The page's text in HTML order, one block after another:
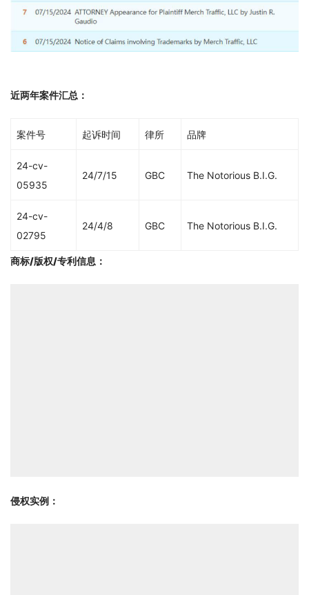
近两年案件汇总：
案件号 起诉时间 律所 品牌
24-cv-
05935
24/7/15 GBC The Notorious B.I.G.
24-cv-
02795
24/4/8 GBC The Notorious B.I.G.
商标/版权/专利信息 ：